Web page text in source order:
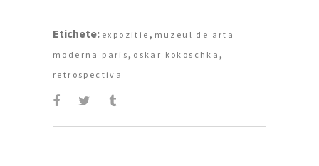
Etichete: expozitie , muzeul de arta
moderna paris, oskar kokoschka,
retrospectiva